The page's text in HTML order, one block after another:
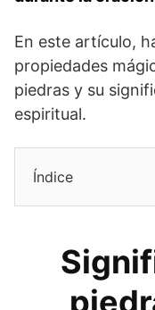
En este artículo,
propiedades
piedras y su
espiritual.
Índice